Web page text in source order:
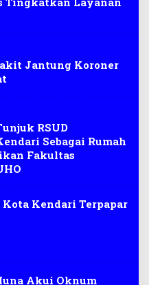
Jantung Koroner
RSUD
Sebagai Rumah
Fakultas
Kendari Terpapar
Akui Oknum